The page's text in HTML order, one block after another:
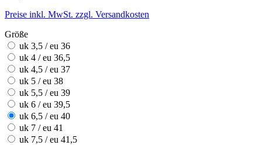
Preise inkl. MwSt. zzgl. Versandkosten
Größe
uk 3,5 / eu 36
uk 4 / eu 36,5
uk 4,5 / eu 37
uk 5 / eu 38
uk 5,5 / eu 39
uk 6 / eu 39,5
uk 6,5 / eu 40
uk 7 / eu 41
uk 7,5 / eu 41,5